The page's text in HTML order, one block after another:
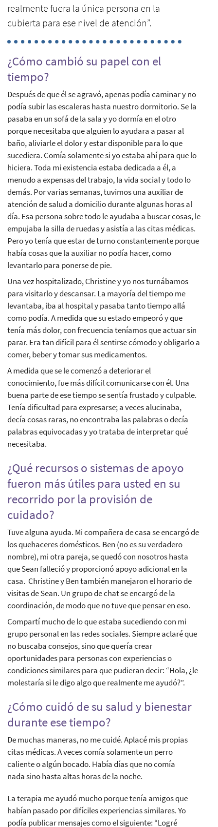
realmente fuera la única persona en la
cubierta para ese nivel de atención”.
¿Cómo cambió su papel con el
tiempo?
Después de que él se agravó, apenas podía caminar y no
podía subir las escaleras hasta nuestro dormitorio. Se la
pasaba en un sofá de la sala y yo dormía en el otro
porque necesitaba que alguien lo ayudara a pasar al
baño, aliviarle el dolor y estar disponible para lo que
sucediera. Comía solamente si yo estaba ahí para que lo
hiciera. Toda mi existencia estaba dedicada a él, a
menudo a expensas del trabajo, la vida social y todo lo
demás. Por varias semanas, tuvimos una auxiliar de
atención de salud a domicilio durante algunas horas al
día. Esa persona sobre todo le ayudaba a buscar cosas, le
empujaba la silla de ruedas y asistía a las citas médicas.
Pero yo tenía que estar de turno constantemente porque
había cosas que la auxiliar no podía hacer, como
levantarlo para ponerse de pie.
Una vez hospitalizado, Christine y yo nos turnábamos
para visitarlo y descansar. La mayoría del tiempo me
levantaba, iba al hospital y pasaba tanto tiempo allá
como podía. A medida que su estado empeoró y que
tenía más dolor, con frecuencia teníamos que actuar sin
parar. Era tan difícil para él sentirse cómodo y obligarlo a
comer, beber y tomar sus medicamentos.
A medida que se le comenzó a deteriorar el
conocimiento, fue más difícil comunicarse con él. Una
buena parte de ese tiempo se sentía frustado y culpable.
Tenía dificultad para expresarse; a veces alucinaba,
decía cosas raras, no encontraba las palabras o decía
palabras equivocadas y yo trataba de interpretar qué
necesitaba.
¿Qué recursos o sistemas de apoyo
fueron más útiles para usted en su
recorrido por la provisión de
cuidado?
Tuve alguna ayuda. Mi compañera de casa se encargó de
los quehaceres domésticos. Ben (no es su verdadero
nombre), mi otra pareja, se quedó con nosotros hasta
que Sean falleció y proporcionó apoyo adicional en la
casa. Christine y Ben también manejaron el horario de
visitas de Sean. Un grupo de chat se encargó de la
coordinación, de modo que no tuve que pensar en eso.
Compartí mucho de lo que estaba sucediendo con mi
grupo personal en las redes sociales. Siempre aclaré que
no buscaba consejos, sino que quería crear
oportunidades para personas con experiencias o
condiciones similares para que pudieran decir: “Hola, ¿le
molestaría si le digo algo que realmente me ayudó?”.
¿Cómo cuidó de su salud y bienestar
durante ese tiempo?
De muchas maneras, no me cuidé. Aplacé mis propias
citas médicas. A veces comía solamente un perro
caliente o algún bocado. Había días que no comía
nada sino hasta altas horas de la noche.
La terapia me ayudó mucho porque tenía amigos que
habían pasado por difíciles experiencias similares. Yo
podía publicar mensajes como el siguiente: “Logré